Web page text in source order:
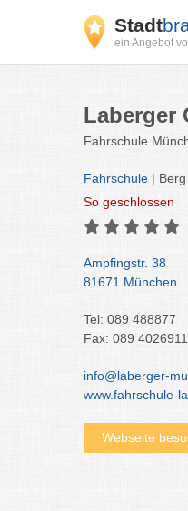
Stadt
ein Angebot
Laberger
Fahrschule
Fahrschule |
So geschlossen
Ampfingstr. 38
81671 München
Tel: 089 488877
Fax: 089
info@laberger-
www.fahrschule-
Webseite